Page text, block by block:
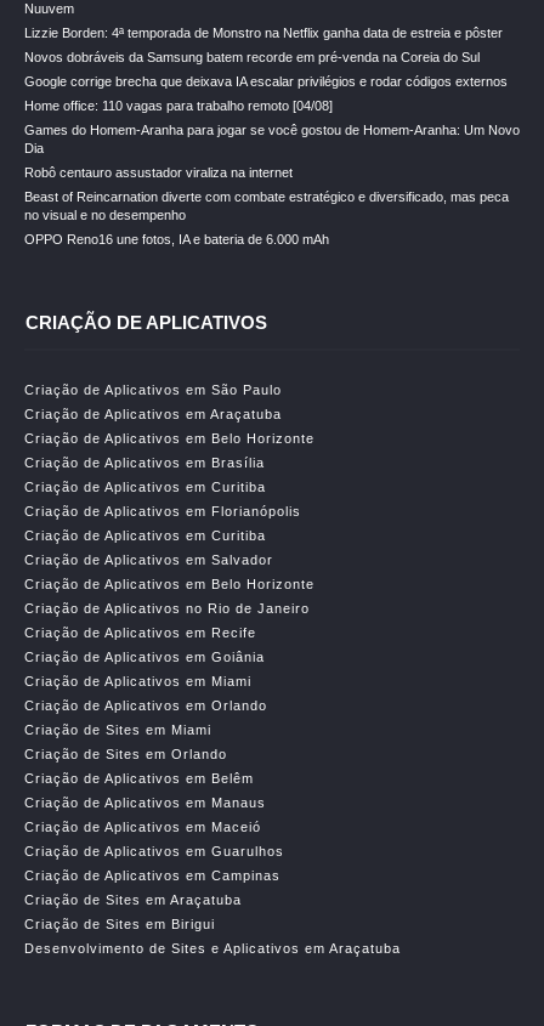
Nuuvem
Lizzie Borden: 4ª temporada de Monstro na Netflix ganha data de estreia e pôster
Novos dobráveis da Samsung batem recorde em pré-venda na Coreia do Sul
Google corrige brecha que deixava IA escalar privilégios e rodar códigos externos
Home office: 110 vagas para trabalho remoto [04/08]
Games do Homem-Aranha para jogar se você gostou de Homem-Aranha: Um Novo
Dia
Robô centauro assustador viraliza na internet
Beast of Reincarnation diverte com combate estratégico e diversificado, mas peca
no visual e no desempenho
OPPO Reno16 une fotos, IA e bateria de 6.000 mAh
CRIAÇÃO DE APLICATIVOS
Criação de Aplicativos em São Paulo
Criação de Aplicativos em Araçatuba
Criação de Aplicativos em Belo Horizonte
Criação de Aplicativos em Brasília
Criação de Aplicativos em Curitiba
Criação de Aplicativos em Florianópolis
Criação de Aplicativos em Curitiba
Criação de Aplicativos em Salvador
Criação de Aplicativos em Belo Horizonte
Criação de Aplicativos no Rio de Janeiro
Criação de Aplicativos em Recife
Criação de Aplicativos em Goiânia
Criação de Aplicativos em Miami
Criação de Aplicativos em Orlando
Criação de Sites em Miami
Criação de Sites em Orlando
Criação de Aplicativos em Belêm
Criação de Aplicativos em Manaus
Criação de Aplicativos em Maceió
Criação de Aplicativos em Guarulhos
Criação de Aplicativos em Campinas
Criação de Sites em Araçatuba
Criação de Sites em Birigui
Desenvolvimento de Sites e Aplicativos em Araçatuba